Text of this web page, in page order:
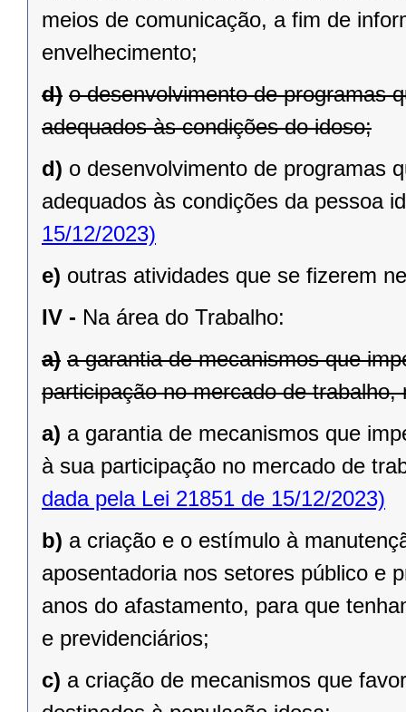
meios de comunicação, a fim de
envelhecimento;
d) o desenvolvimento de programas
adequados às condições do idoso;
d) o desenvolvimento de programas
adequados às condições da pessoa
15/12/2023)
e) outras atividades que se fizerem
IV - Na área do Trabalho:
a) a garantia de mecanismos que
participação no mercado de
a) a garantia de mecanismos que
à sua participação no mercado de
dada pela Lei 21851 de 15/12/2023)
b) a criação e o estímulo à
aposentadoria nos setores público e
anos do afastamento, para que
e previdenciários;
c) a criação de mecanismos que